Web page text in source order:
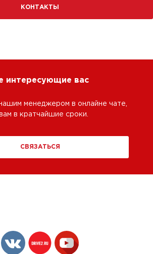
КОНТАКТЫ
интересующие вас
менеджером в онлайне чате,
в кратчайшие сроки.
СВЯЗАТЬСЯ